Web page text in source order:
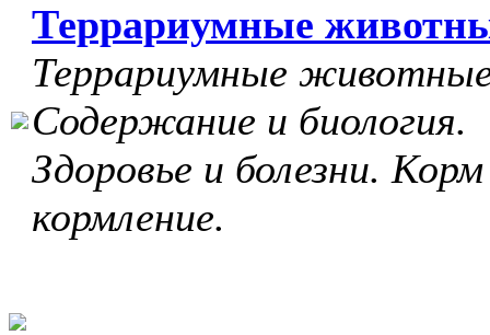
Террариумные
Террариумные
Содержание и биология.
Здоровье и болезни.
кормление.